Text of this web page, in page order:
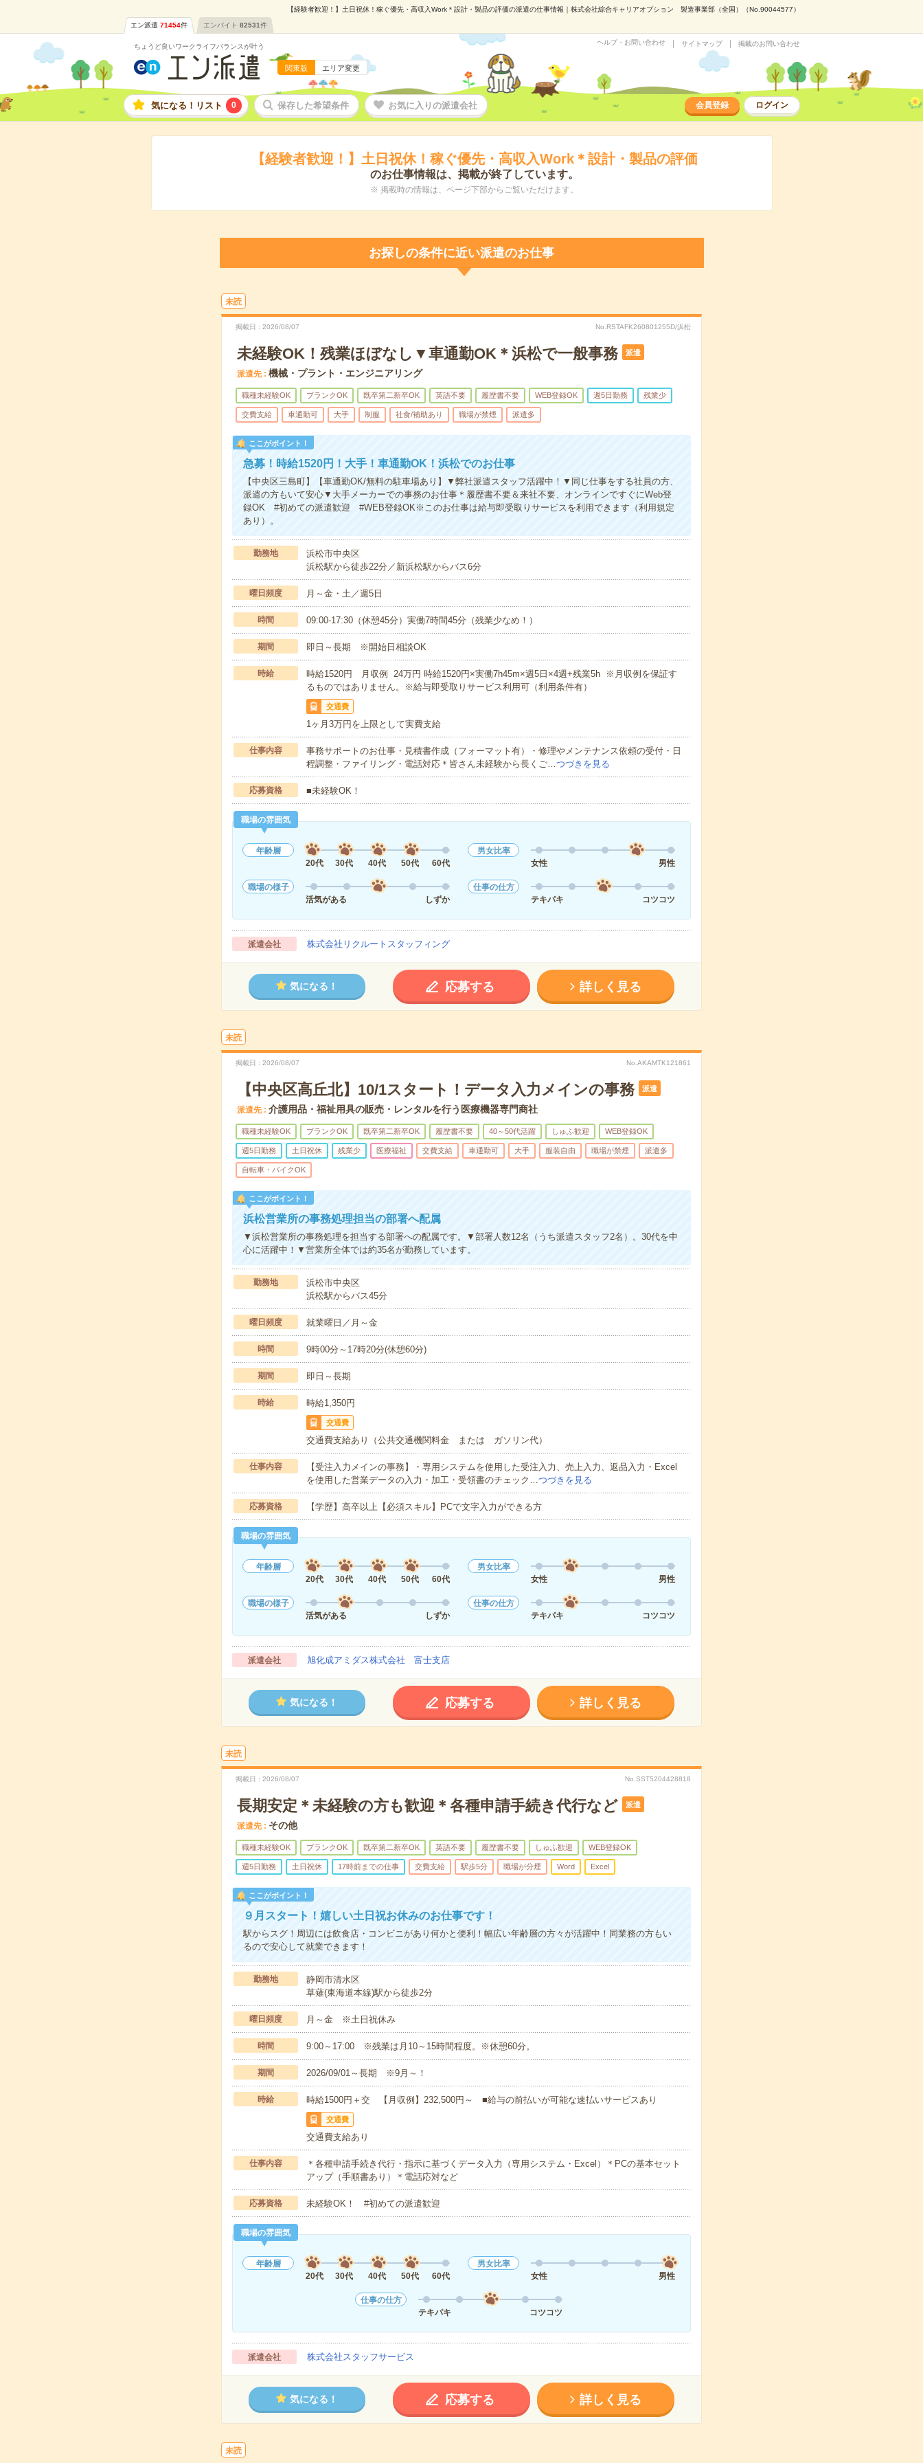
【経験者歓迎！】土日祝休！稼ぐ優先・高収入Work＊設計・製品の評価の派遣の仕事情報｜株式会社綜合キャリアオプション 製造事業部（全国）（No.90044577）
エン派遣 71454件 エンバイト 82531件
ちょうど良いワークライフバランスが叶う
関東版 エリア変更
ヘルプ・お問い合わせ サイトマップ 掲載のお問い合わせ
気になる！リスト 0 保存した希望条件 お気に入りの派遣会社 会員登録 ログイン
【経験者歓迎！】土日祝休！稼ぐ優先・高収入Work＊設計・製品の評価
のお仕事情報は、掲載が終了しています。
※ 掲載時の情報は、ページ下部からご覧いただけます。
お探しの条件に近い派遣のお仕事
未読
掲載日 2026/08/07 No.RSTAFK260801255D/浜松
未経験OK！残業ほぼなし▼車通勤OK＊浜松で一般事務 派遣
派遣先 機械・プラント・エンジニアリング
職種未経験OK ブランクOK 既卒第二新卒OK 英語不要 履歴書不要 WEB登録OK 週5日勤務 残業少
交費支給 車通勤可 大手 制服 社食/補助あり 職場が禁煙 派遣多
ここがポイント！
急募！時給1520円！大手！車通勤OK！浜松でのお仕事
【中央区三島町】【車通勤OK/無料の駐車場あり】▼弊社派遣スタッフ活躍中！▼同じ仕事をする社員の方、
派遣の方もいて安心▼大手メーカーでの事務のお仕事＊履歴書不要＆来社不要、オンラインですぐにWeb登
録OK #初めての派遣歓迎 #WEB登録OK※このお仕事は給与即受取りサービスを利用できます（利用規定
あり）。
勤務地
浜松市中央区
浜松駅から徒歩22分／新浜松駅からバス6分
曜日頻度 月～金・土／週5日
時間 09:00-17:30（休憩45分）実働7時間45分（残業少なめ！）
期間 即日～長期 ※開始日相談OK
時給
時給1520円 月収例 24万円 時給1520円×実働7h45m×週5日×4週+残業5h ※月収例を保証す
るものではありません。※給与即受取りサービス利用可（利用条件有）
交通費
1ヶ月3万円を上限として実費支給
仕事内容
事務サポートのお仕事・見積書作成（フォーマット有）・修理やメンテナンス依頼の受付・日
程調整・ファイリング・電話対応＊皆さん未経験から長くご…つづきを見る
応募資格 ■未経験OK！
職場の雰囲気
年齢層
20代
30代 40代 50代 60代
男女比率
女性
男性
職場の様子
活気がある
しずか
仕事の仕方
テキパキ
コツコツ
派遣会社 株式会社リクルートスタッフィング
気になる！ 応募する 詳しく見る
未読
掲載日 2026/08/07 No.AKAMTK121861
【中央区高丘北】10/1スタート！データ入力メインの事務 派遣
派遣先 介護用品・福祉用具の販売・レンタルを行う医療機器専門商社
職種未経験OK ブランクOK 既卒第二新卒OK 履歴書不要 40～50代活躍 しゅふ歓迎 WEB登録OK
週5日勤務 土日祝休 残業少 医療福祉 交費支給 車通勤可 大手 服装自由 職場が禁煙 派遣多
自転車・バイクOK
ここがポイント！
浜松営業所の事務処理担当の部署へ配属
▼浜松営業所の事務処理を担当する部署への配属です。▼部署人数12名（うち派遣スタッフ2名）。30代を中
心に活躍中！▼営業所全体では約35名が勤務しています。
勤務地
浜松市中央区
浜松駅からバス45分
曜日頻度 就業曜日／月～金
時間 9時00分～17時20分(休憩60分)
期間 即日～長期
時給 時給1,350円
交通費
交通費支給あり（公共交通機関料金 または ガソリン代）
仕事内容
【受注入力メインの事務】・専用システムを使用した受注入力、売上入力、返品入力・Excel
を使用した営業データの入力・加工・受領書のチェック…つづきを見る
応募資格 【学歴】高卒以上【必須スキル】PCで文字入力ができる方
職場の雰囲気
年齢層
20代
30代 40代 50代 60代
男女比率
女性
男性
職場の様子
活気がある
しずか
仕事の仕方
テキパキ
コツコツ
派遣会社 旭化成アミダス株式会社 富士支店
気になる！ 応募する 詳しく見る
未読
掲載日 2026/08/07 No.SST5204428818
長期安定＊未経験の方も歓迎＊各種申請手続き代行など 派遣
派遣先 その他
職種未経験OK ブランクOK 既卒第二新卒OK 英語不要 履歴書不要 しゅふ歓迎 WEB登録OK
週5日勤務 土日祝休 17時前までの仕事 交費支給 駅歩5分 職場が分煙 Word Excel
ここがポイント！
９月スタート！嬉しい土日祝お休みのお仕事です！
駅からスグ！周辺には飲食店・コンビニがあり何かと便利！幅広い年齢層の方々が活躍中！同業務の方もい
るので安心して就業できます！
勤務地
静岡市清水区
草薙(東海道本線)駅から徒歩2分
曜日頻度 月～金 ※土日祝休み
時間 9:00～17:00 ※残業は月10～15時間程度。※休憩60分。
期間 2026/09/01～長期 ※9月～！
時給 時給1500円＋交 【月収例】232,500円～ ■給与の前払いが可能な速払いサービスあり
交通費
交通費支給あり
仕事内容
＊各種申請手続き代行・指示に基づくデータ入力（専用システム・Excel）＊PCの基本セット
アップ（手順書あり）＊電話応対など
応募資格 未経験OK！ #初めての派遣歓迎
職場の雰囲気
年齢層
20代
30代 40代 50代 60代
男女比率
女性
男性
仕事の仕方
テキパキ
コツコツ
派遣会社 株式会社スタッフサービス
気になる！ 応募する 詳しく見る
未読